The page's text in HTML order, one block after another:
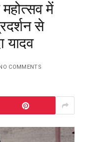
में
से
यादव
COMMENTS